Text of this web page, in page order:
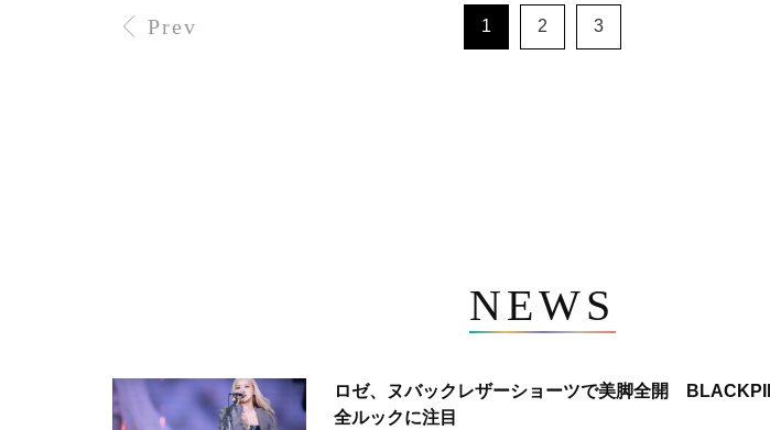
Prev 1 2 3
NEWS
ロゼ、ヌバックレザーショーツで美脚全開
全ルックに注目